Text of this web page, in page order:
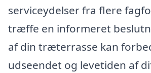
serviceydelser fra flere
træffe en informeret
af din træterrasse kan
udseendet og levetiden af